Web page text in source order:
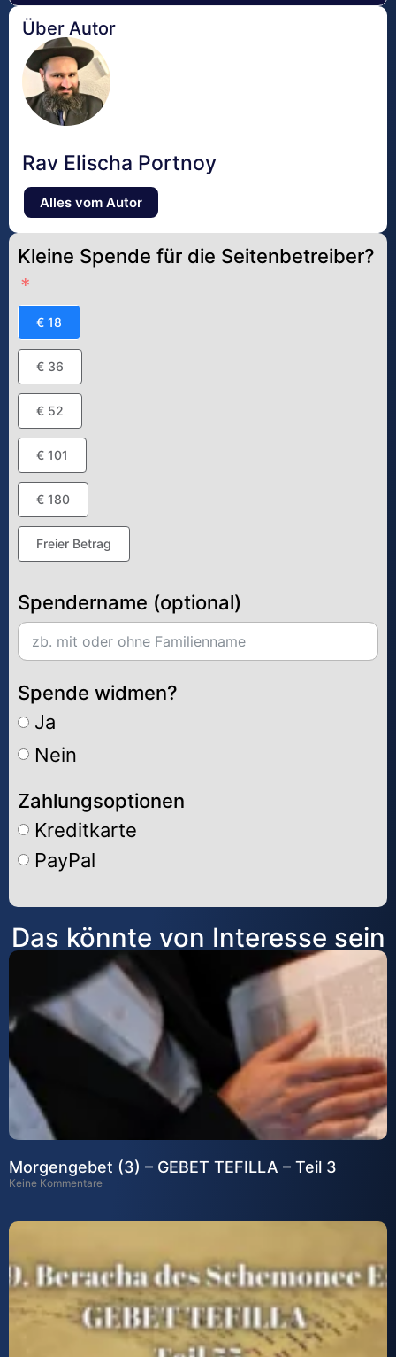
Über Autor
Rav Elischa Portnoy
Alles vom Autor
Kleine Spende für die Seitenbetreiber?
€ 18
€ 36
€ 52
€ 101
€ 180
Freier Betrag
Spendername (optional)
Spende widmen?
Ja
Nein
Zahlungsoptionen
Kreditkarte
PayPal
Alternative:
Das könnte von Interesse sein
Morgengebet (3) – GEBET TEFILLA – Teil 3
Keine Kommentare